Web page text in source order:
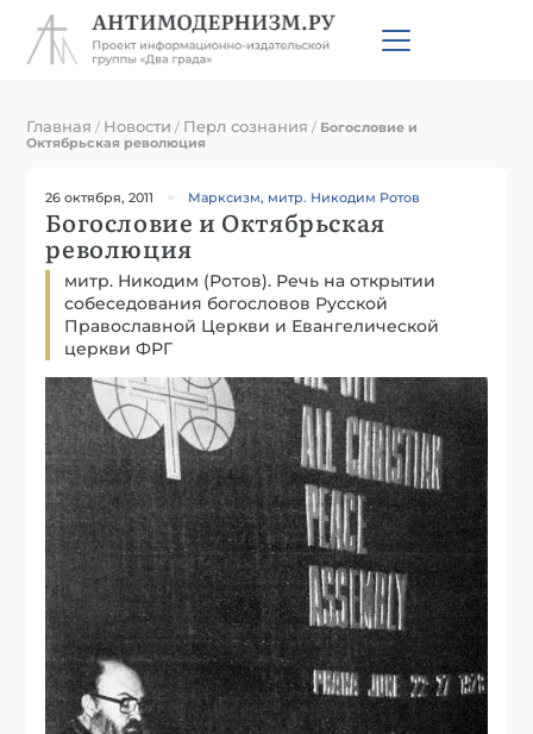
Главная / Новости / Перл сознания / Богословие и
Октябрьская революция
26 октября, 2011 Марксизм, митр. Никодим Ротов
Богословие и Октябрьская
революция
митр. Никодим (Ротов). Речь на открытии
собеседования богословов Русской
Православной Церкви и Евангелической
церкви ФРГ